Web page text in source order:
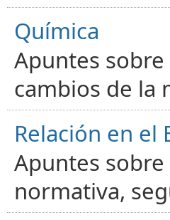
Química
Apuntes
cambios de la
Relación en el
Apuntes
normativa,